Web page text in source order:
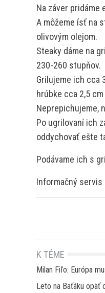
Na záver pridáme
A môžeme ísť na
olivovým olejom.
Steaky dáme na
230-260 stupňov.
Grilujeme ich cca
hrúbke cca 2,5 cm
Neprepichujeme,
Po ugrilovaní ich
oddychovať ešte
Podávame ich s
Informačný servis
K TÉME
Milan Fiľo: Európa
Leto na Baťáku opäť